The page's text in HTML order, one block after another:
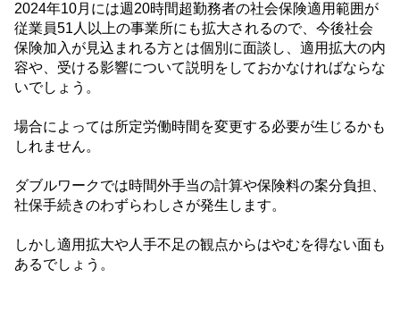
2024年10月には週 20時間超勤務者の社会保険適用範囲が
従業員51 人以上の事業所にも拡大されるので、今後社会
保険加入が見込まれる方とは個別に面談し、適用拡大の内
容や、受ける影響について説明をしておかなければならな
いでしょう。
場合によっては所定労働時間を変更する必要が生じるかも
しれません。
ダブルワークでは時間外手当の計算や保険料の案分負担、
社保手続きのわずらわしさが発生します。
しかし適用拡大や人手不足の観点からはやむを得ない面も
あるでしょう。